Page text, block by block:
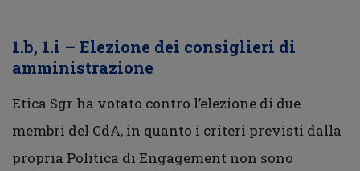
1.b, 1.i – Elezione dei consiglieri di
amministrazione
Etica Sgr ha votato contro l’elezione di due
membri del CdA, in quanto i criteri previsti dalla
propria Politica di Engagement non sono